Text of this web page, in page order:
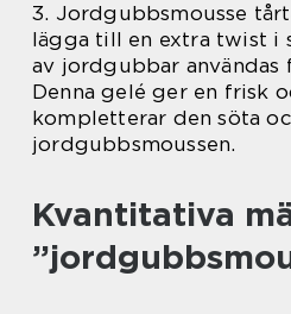
3. Jordgubbsmousse
lägga till en extra twist i
av jordgubbar användas
Denna gelé ger en frisk
kompletterar den söta
jordgubbsmoussen.
Kvantitativa